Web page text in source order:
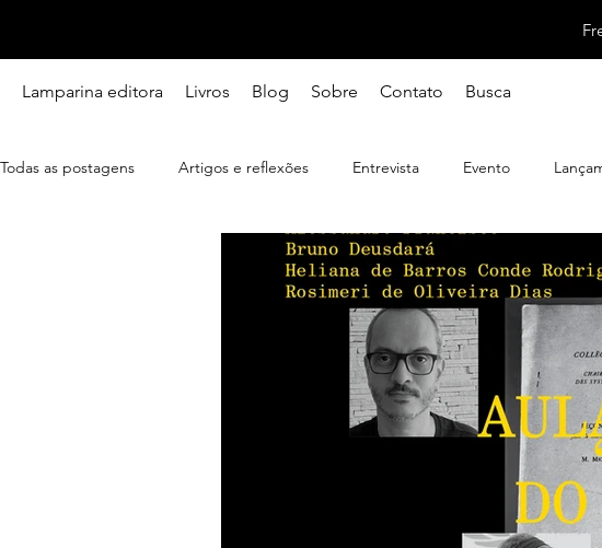
Lamparina editora Livros Blog Sobre Contato Busca
Todas as postagens Artigos e reflexões Entrevista Evento